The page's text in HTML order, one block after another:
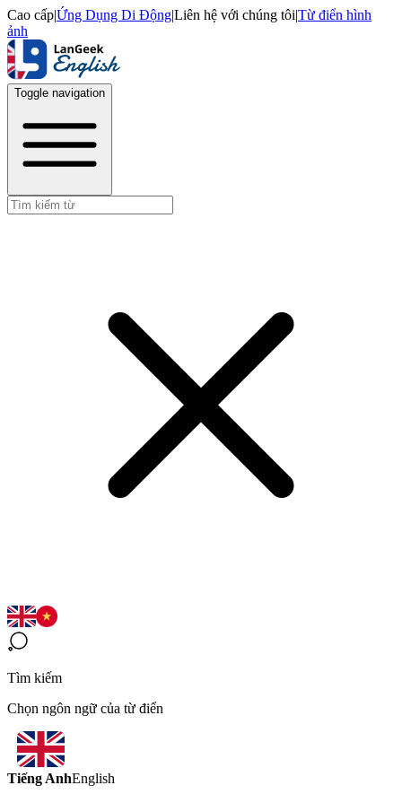
Cao cấp|Ứng Dụng Di Động|Liên hệ với chúng tôi|Từ điển hình
ảnh
Toggle navigation
Tìm kiếm
Chọn ngôn ngữ của từ điển
Tiếng AnhEnglish